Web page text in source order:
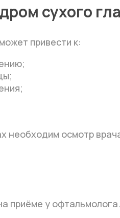
сухого
привести к:
необходим осмотр
приёме у